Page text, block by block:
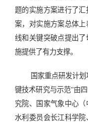
题的实施方案进行了
案，对实施方案总体
线和关键突破点提出
施提供了有力支撑。
国家重点研发计
键技术研究与示范”由
究院、国家气象中心
水利委员会长江科学